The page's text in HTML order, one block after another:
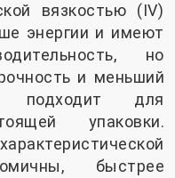
вязкостью (IV)
энергии и имеют
но
и меньший
подходит для
упаковки.
быстрее